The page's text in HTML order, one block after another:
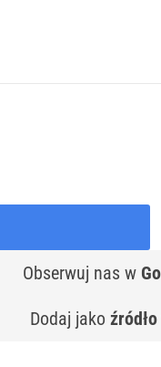
Obserwuj nas w
Dodaj jako